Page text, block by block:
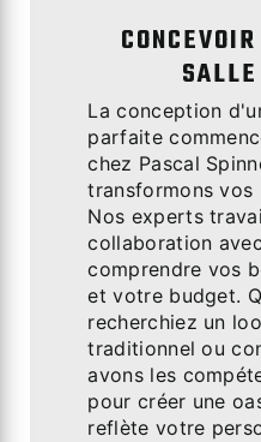
La conception
parfaite
chez Pascal
transformons vos
Nos experts
collaboration
comprendre vos
et votre budget.
recherchiez un
traditionnel ou
avons les
pour créer une
reflète votre